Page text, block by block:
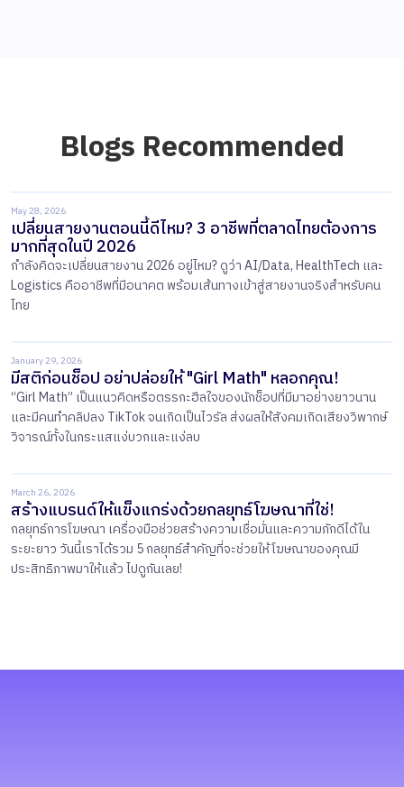
Blogs Recommended
May 28, 2026
เปลี่ยนสายงานตอนนี้ดีไหม? 3 อาชีพที่ตลาดไทยต้องการ
มากที่สุดในปี 2026
กำลังคิดจะเปลี่ยนสายงาน 2026 อยู่ไหม? ดูว่า AI/Data, HealthTech และ
Logistics คืออาชีพที่มีอนาคต พร้อมเส้นทางเข้าสู่สายงานจริงสำหรับคน
ไทย
January 29, 2026
มีสติก่อนช็อป อย่าปล่อยให้ "Girl Math" หลอกคุณ!
“Girl Math” เป็นแนวคิดหรือตรรกะฮีลใจของนักช็อปที่มีมาอย่างยาวนาน
และมีคนทำคลิปลง TikTok จนเกิดเป็นไวรัล ส่งผลให้สังคมเกิดเสียงวิพากษ์
วิจารณ์ทั้งในกระแสแง่บวกและแง่ลบ
March 26, 2026
สร้างแบรนด์ให้แข็งแกร่งด้วยกลยุทธ์โฆษณาที่ใช่!
กลยุทธ์การโฆษณา เครื่องมือช่วยสร้างความเชื่อมั่นและความภักดีได้ใน
ระยะยาว วันนี้เราได้รวม 5 กลยุทธ์สำคัญที่จะช่วยให้โฆษณาของคุณมี
ประสิทธิภาพมาให้แล้ว ไปดูกันเลย!